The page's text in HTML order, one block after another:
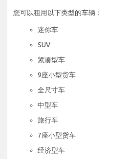
您可以租用以下类型的车辆：
迷你车
SUV
紧凑型车
9座小型货车
全尺寸车
中型车
旅行车
7座小型货车
经济型车